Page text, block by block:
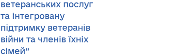
ветеранських послуг
та інтегровану
підтримку ветеранів
війни та членів їхніх
сімей”